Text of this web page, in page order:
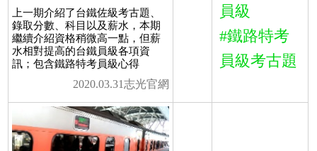
上一期介紹了台鐵佐級考古題、
錄取分數、科目以及薪水，本期
繼續介紹資格稍微高一點，但薪
水相對提高的台鐵員級各項資
訊；包含鐵路特考員級心得
2020.03.31志光官網
員級
#鐵路特考
員級考古題